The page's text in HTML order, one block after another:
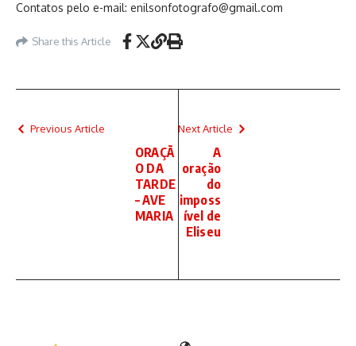
Contatos pelo e-mail: enilsonfotografo@gmail.com
Share this Article
Previous Article
ORAÇÃ
O DA
TARDE
– AVE
MARIA
Next Article
A
oração
do
imposs
ível de
Eliseu